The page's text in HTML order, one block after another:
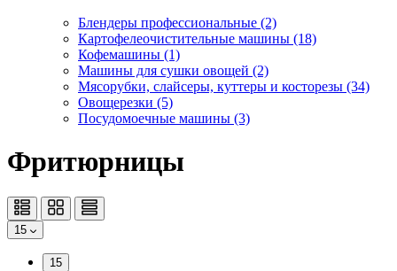
Блендеры профессиональные (2)
Картофелеочистительные машины (18)
Кофемашины (1)
Машины для сушки овощей (2)
Мясорубки, слайсеры, куттеры и косторезы (34)
Овощерезки (5)
Посудомоечные машины (3)
Фритюрницы
15
15